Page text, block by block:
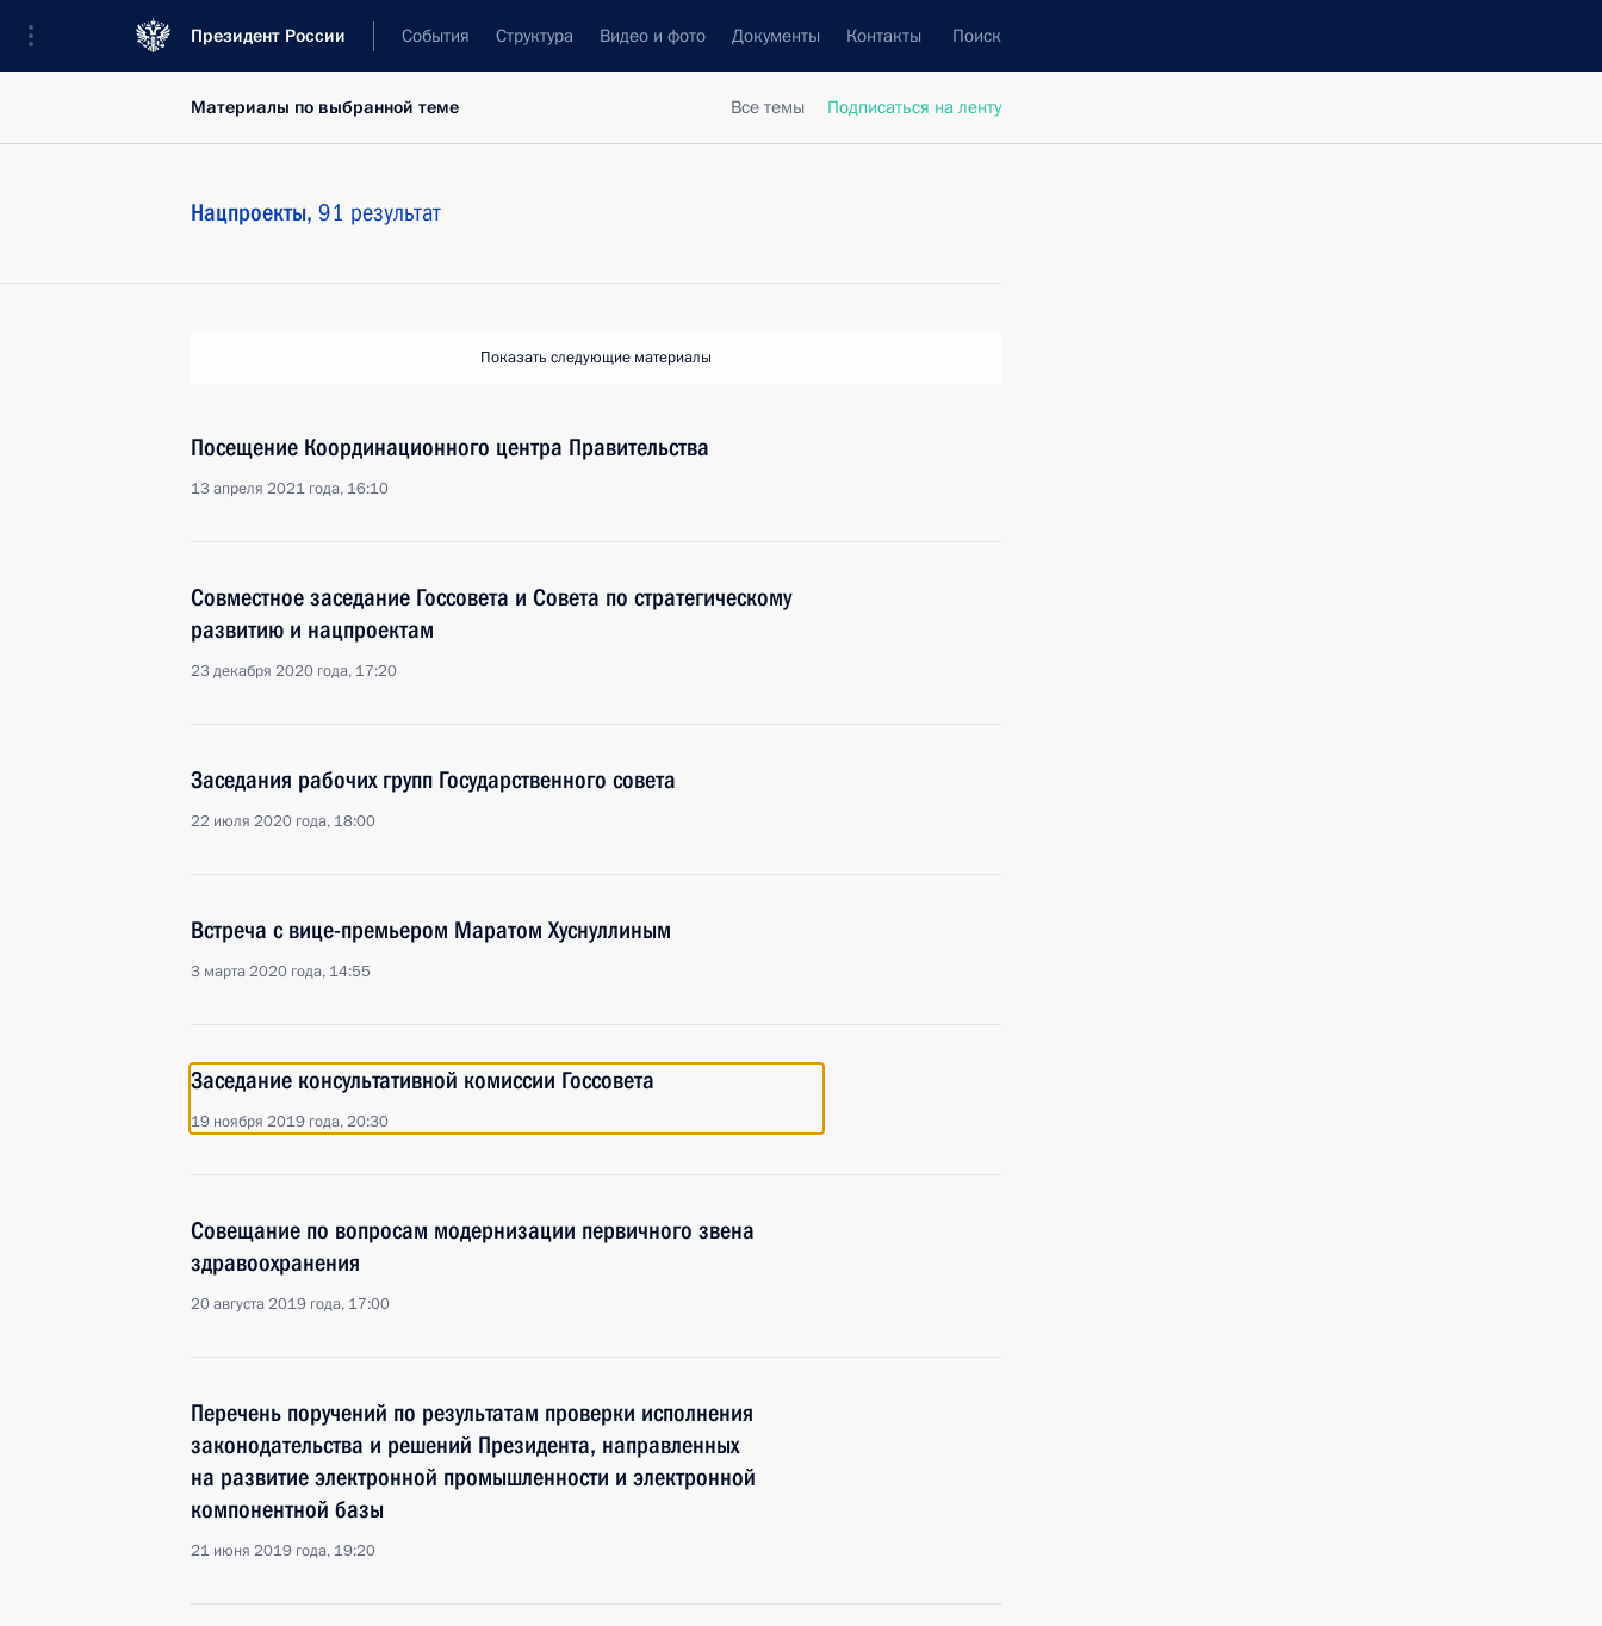
Президент России События Структура Видео и фото Документы Контакты Поиск
Все темы Подписаться на ленту
Материалы по выбранной теме
Нацпроекты, 91 результат
Показать следующие материалы
Посещение Координационного центра Правительства
13 апреля 2021 года, 16:10
Совместное заседание Госсовета и Совета по стратегическому
развитию и нацпроектам
23 декабря 2020 года, 17:20
Заседания рабочих групп Государственного совета
22 июля 2020 года, 18:00
Встреча с вице-премьером Маратом Хуснуллиным
3 марта 2020 года, 14:55
Заседание консультативной комиссии Госсовета
19 ноября 2019 года, 20:30
Совещание по вопросам модернизации первичного звена
здравоохранения
20 августа 2019 года, 17:00
Перечень поручений по результатам проверки исполнения
законодательства и решений Президента, направленных
на развитие электронной промышленности и электронной
компонентной базы
21 июня 2019 года, 19:20